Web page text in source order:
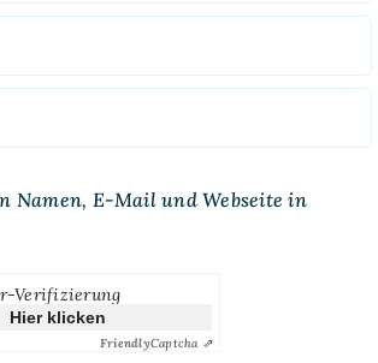
Namen, E-Mail und Webseite in
Verifizierung
Hier klicken
FriendlyCaptcha ⇗